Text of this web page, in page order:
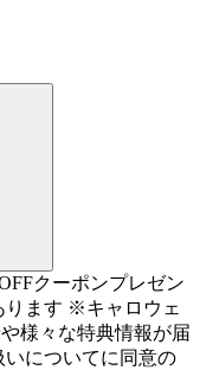
クーポンプレゼン
ります ※キャロウェ
様々な特典情報が届
についてに同意の